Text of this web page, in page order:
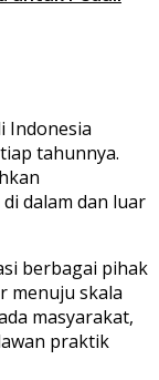
Indonesia
tahunnya.
dalam dan luar
berbagai pihak
menuju skala
masyarakat,
praktik